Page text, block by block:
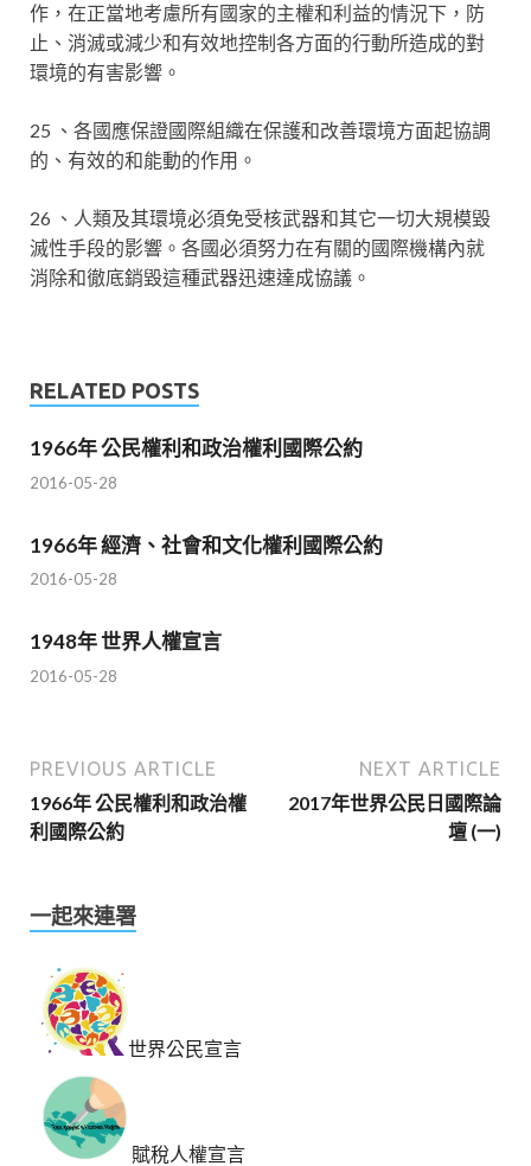
作，在正當地考慮所有國家的主權和利益的情況下，防
止、消滅或減少和有效地控制各方面的行動所造成的對
環境的有害影響。
25 、各國應保證國際組織在保護和改善環境方面起協調
的、有效的和能動的作用。
26 、人類及其環境必須免受核武器和其它一切大規模毀
滅性手段的影響。各國必須努力在有關的國際機構內就
消除和徹底銷毀這種武器迅速達成協議。
RELATED POSTS
1966年 公民權利和政治權利國際公約
2016-05-28
1966年 經濟、社會和文化權利國際公約
2016-05-28
1948年 世界人權宣言
2016-05-28
PREVIOUS ARTICLE
1966年 公民權利和政治權
利國際公約
NEXT ARTICLE
2017年世界公民日國際論
壇 (一)
一起來連署
世界公民宣言
賦稅人權宣言